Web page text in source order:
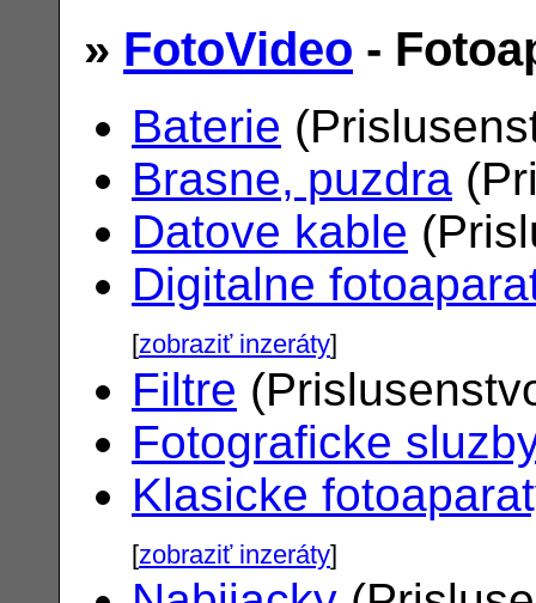
» FotoVideo -
Baterie
Brasne, puzdra
Datove kable
Digitalne
[zobraziť inzeráty]
Filtre
Fotograficke
Klasicke
[zobraziť inzeráty]